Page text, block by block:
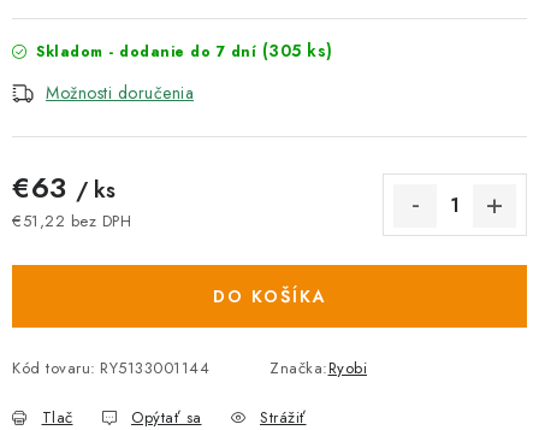
Skladom - dodanie do 7 dní (305 ks)
Možnosti doručenia
€63 / ks
€51,22 bez DPH
DO KOŠÍKA
Kód tovaru: RY5133001144 Značka:Ryobi
Tlač Opýtať sa Strážiť